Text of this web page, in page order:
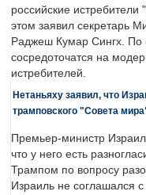
российские
этом заявил секретарь
Раджеш Кумар Сингх. По
сосредоточатся на
истребителей.
Нетаньяху заявил, что
трамповского "Совета
Премьер-министр
что у него есть
Трампом по вопросу
Израиль не соглашался